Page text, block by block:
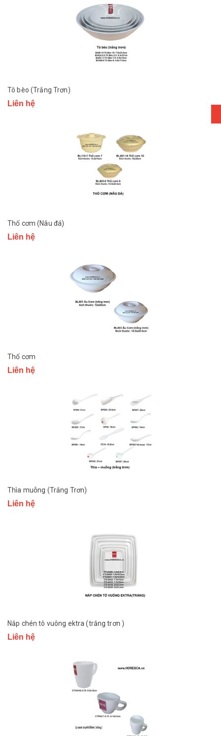
Tô bèo (Trắng Trơn)
Liên hệ
Thố cơm (Nâu đá)
Liên hệ
Thố cơm
Liên hệ
Thìa muỗng (Trắng Trơn)
Liên hệ
Nắp chén tô vuông ektra (trắng trơn )
Liên hệ